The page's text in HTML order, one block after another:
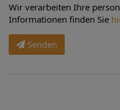
Wir verarbeiten Ihre
Informationen finden Sie
Senden